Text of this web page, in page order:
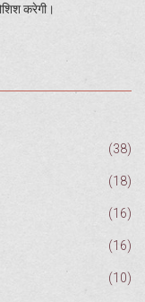
करेगी।
(38)
(18)
(16)
(16)
(10)